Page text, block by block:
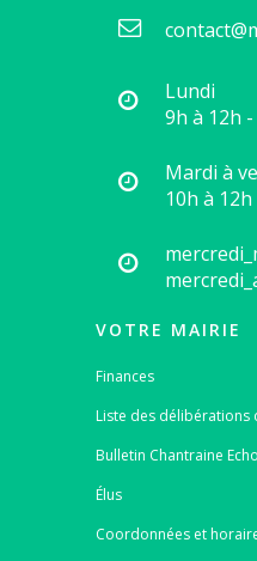
Lundi
9h à 12h
Mardi à
10h à
VOTRE MAIRIE
Finances
Liste des délibérations
Bulletin Chantraine Echo
Élus
Coordonnées et